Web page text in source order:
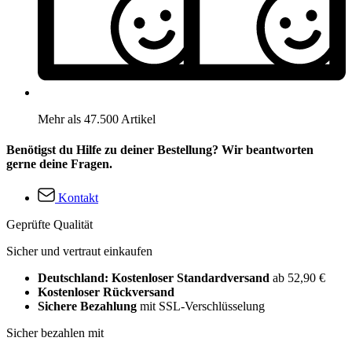
Mehr als 47.500 Artikel
Benötigst du Hilfe zu deiner Bestellung? Wir beantworten
gerne deine Fragen.
Kontakt
Geprüfte Qualität
Sicher und vertraut einkaufen
Deutschland: Kostenloser Standardversand ab 52,90 €
Kostenloser Rückversand
Sichere Bezahlung mit SSL-Verschlüsselung
Sicher bezahlen mit